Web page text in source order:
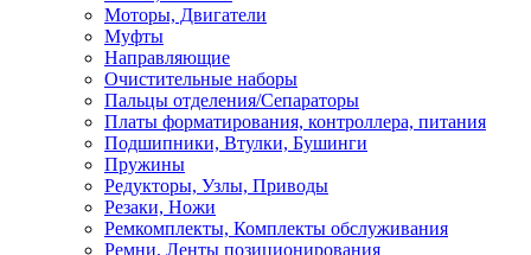
Моторы, Двигатели
Муфты
Направляющие
Очистительные наборы
Пальцы отделения/Сепараторы
Платы форматирования, контроллера, питания
Подшипники, Втулки, Бушинги
Пружины
Редукторы, Узлы, Приводы
Резаки, Ножи
Ремкомплекты, Комплекты обслуживания
Ремни, Ленты позиционирования